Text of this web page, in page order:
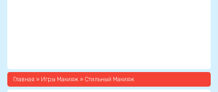
Главная » Игры Макияж » Стильный Макияж